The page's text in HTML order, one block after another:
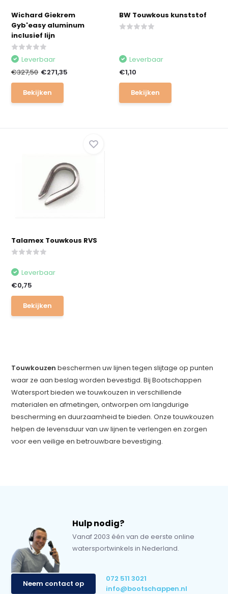
Wichard Giekrem
Gyb'easy aluminum
inclusief lijn
Leverbaar
€327,50 €271,35
Bekijken
BW Touwkous kunststof
Leverbaar
€1,10
Bekijken
Talamex Touwkous RVS
Leverbaar
€0,75
Bekijken
Touwkouzen beschermen uw lijnen tegen slijtage op punten
waar ze aan beslag worden bevestigd. Bij Bootschappen
Watersport bieden we touwkouzen in verschillende
materialen en afmetingen, ontworpen om langdurige
bescherming en duurzaamheid te bieden. Onze touwkouzen
helpen de levensduur van uw lijnen te verlengen en zorgen
voor een veilige en betrouwbare bevestiging.
Hulp nodig?
Vanaf 2003 één van de eerste online
watersportwinkels in Nederland.
Neem contact op
072 511 3021
info@bootschappen.nl